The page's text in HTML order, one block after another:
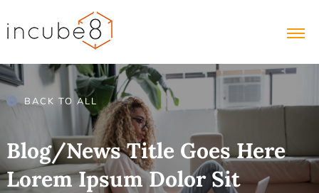
BACK TO ALL
Blog/News Title Goes Here
Lorem Ipsum Dolor Sit